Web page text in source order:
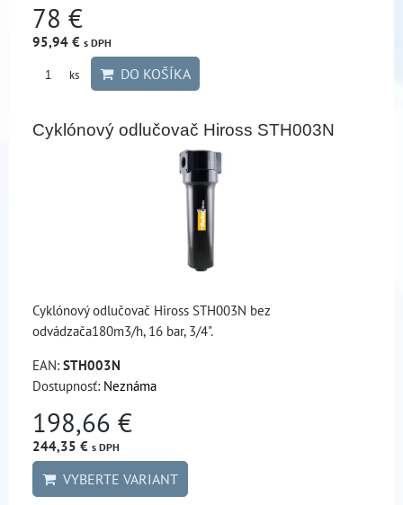
78 €
95,94 € s DPH
ks DO KOŠÍKA
Cyklónový odlučovač Hiross STH003N
Cyklónový odlučovač Hiross STH003N bez
odvádzača180m3/h, 16 bar, 3/4".
EAN: STH003N
Dostupnosť: Neznáma
198,66 €
244,35 € s DPH
VYBERTE VARIANT